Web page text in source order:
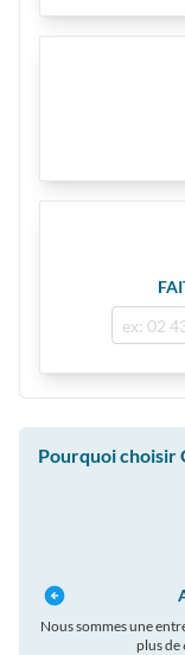
Pourquoi choisir
Nous sommes une
plus de